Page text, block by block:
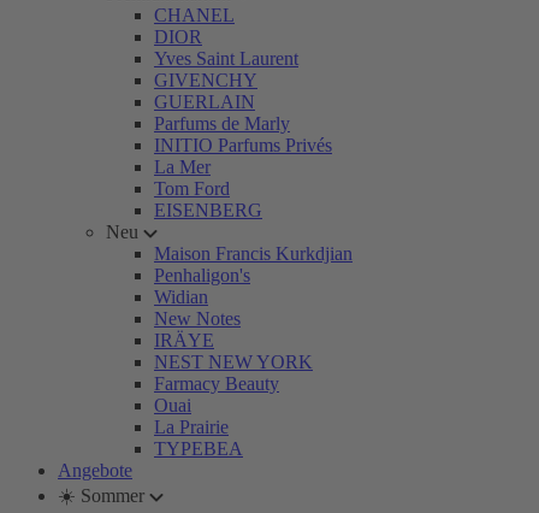
CHANEL
DIOR
Yves Saint Laurent
GIVENCHY
GUERLAIN
Parfums de Marly
INITIO Parfums Privés
La Mer
Tom Ford
EISENBERG
Neu
Maison Francis Kurkdjian
Penhaligon's
Widian
New Notes
IRÄYE
NEST NEW YORK
Farmacy Beauty
Ouai
La Prairie
TYPEBEA
Angebote
☀️ Sommer